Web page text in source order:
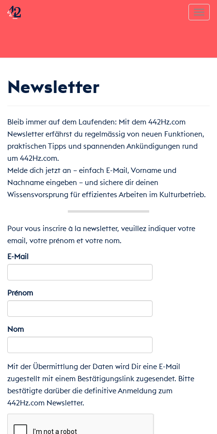
Newsletter
Bleib immer auf dem Laufenden: Mit dem 442Hz.com
Newsletter erfährst du regelmässig von neuen Funktionen,
praktischen Tipps und spannenden Ankündigungen rund
um 442Hz.com.
Melde dich jetzt an – einfach E-Mail, Vorname und
Nachname eingeben – und sichere dir deinen
Wissensvorsprung für effizientes Arbeiten im Kulturbetrieb.
Pour vous inscrire à la newsletter, veuillez indiquer votre
email, votre prénom et votre nom.
E-Mail
Prénom
Nom
Mit der Übermittlung der Daten wird Dir eine E-Mail
zugestellt mit einem Bestätigungslink zugesendet. Bitte
bestätigte darüber die definitive Anmeldung zum
442Hz.com Newsletter.